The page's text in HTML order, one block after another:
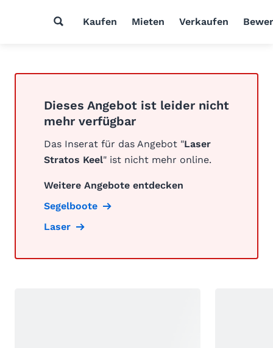
Kaufen Mieten Verkaufen
Dieses Angebot ist leider nicht
mehr verfügbar
Das Inserat für das Angebot "Laser
Stratos Keel" ist nicht mehr online.
Weitere Angebote entdecken
Segelboote
Laser